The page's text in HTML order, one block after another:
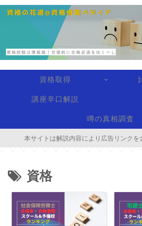
資格取得
講座辛口解説
噂の真相調査
本サイトは解説内容により広告リンクを
資格